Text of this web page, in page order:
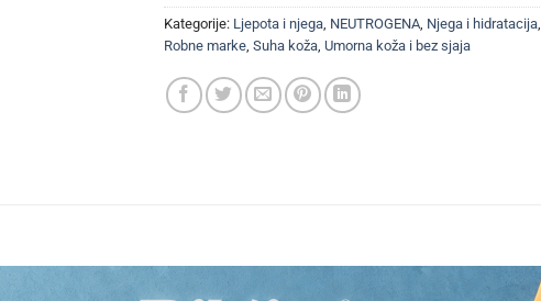
Kategorije: Ljepota i njega, NEUTROGENA, Njega i hidratacija,
Robne marke, Suha koža, Umorna koža i bez sjaja